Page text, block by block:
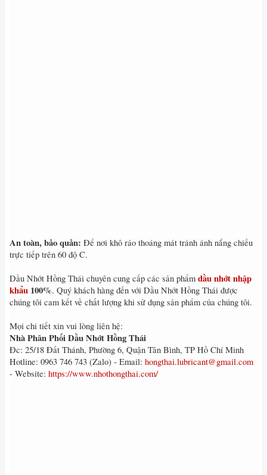
An toàn, bảo quản: Để nơi khô ráo thoáng mát tránh ánh nắng chiếu
trực tiếp trên 60 độ C.
Dầu Nhớt Hồng Thái chuyên cung cấp các sản phẩm dầu nhớt nhập
khẩu 100%. Quý khách hàng đến với Dầu Nhớt Hồng Thái được
chúng tôi cam kết về chất lượng khi sử dụng sản phẩm của chúng tôi.
Mọi chi tiết xin vui lòng liên hệ:
Nhà Phân Phối Dầu Nhớt Hồng Thái
Đc: 25/18 Đất Thánh, Phường 6, Quận Tân Bình, TP Hồ Chí Minh
Hotline: 0963 746 743 (Zalo) - Email: hongthai.lubricant@gmail.com
- Website: https://www.nhothongthai.com/